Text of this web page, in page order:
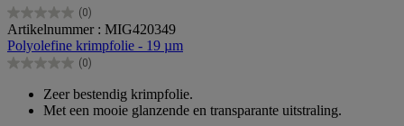
(0)
0.0
van
de
5
Artikelnummer : MIG420349
Polyolefine krimpfolie - 19 µm
(0)
0.0
Zeer bestendig krimpfolie.
Met een mooie glanzende en transparante uitstraling.